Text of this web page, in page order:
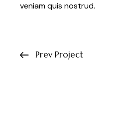
veniam quis nostrud.
Prev Project